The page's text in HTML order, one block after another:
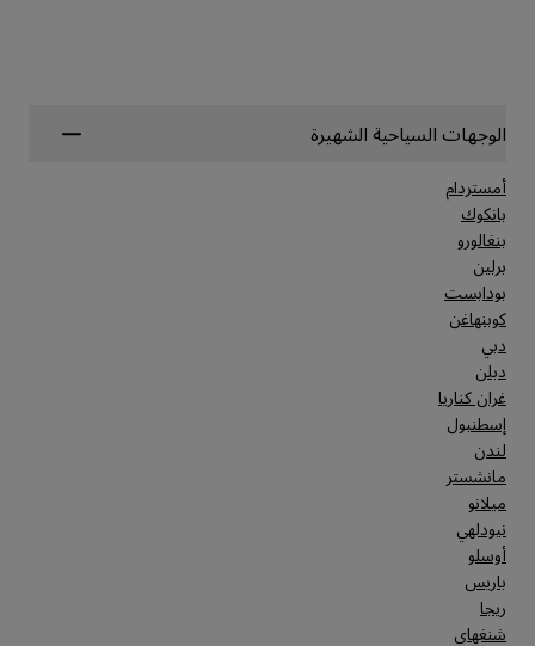
الوجهات السياحية الشهيرة
أمستردام
بانكوك
بنغالورو
برلين
بودابست
كوبنهاغن
دبي
دبلن
غران كناريا
إسطنبول
لندن
مانشستر
ميلانو
نيودلهي
أوسلو
باريس
ريجا
شنغهاي